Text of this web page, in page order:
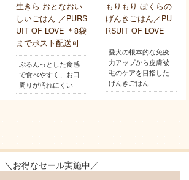
生きら おとなおい
しいごはん ／PURS
UIT OF LOVE ＊8袋
までポスト配送可
ぷるんっとした食感
で食べやすく、お口
周りが汚れにくい
もりもり ぼくらの
げんきごはん／PU
RSUIT OF LOVE
愛犬の根本的な免疫
力アップから皮膚被
毛のケアを目指した
げんきごはん
＼お得なセール実施中／